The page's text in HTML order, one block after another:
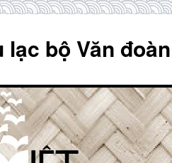
lạc bộ Văn